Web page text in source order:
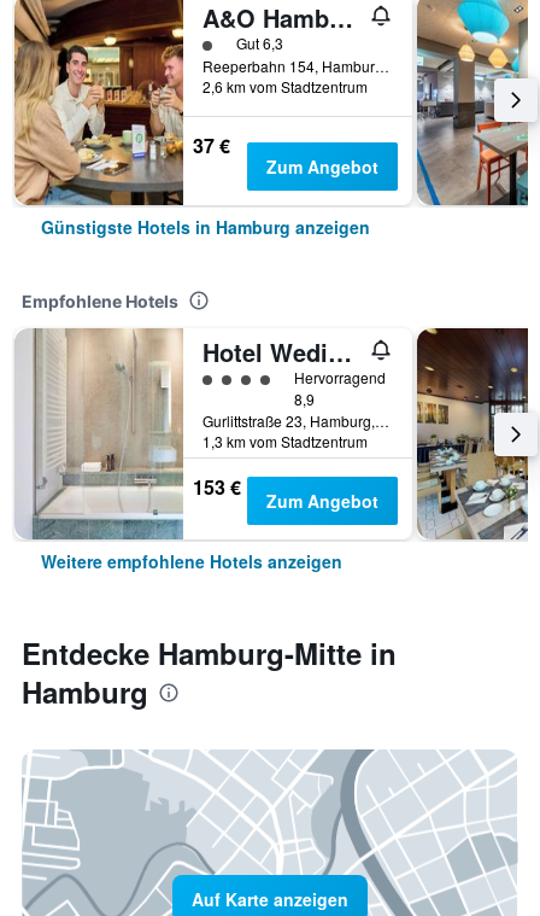
A&O Hamburg Reeperbahn
Bewertungskategorie 1
Gut 6,3
Reeperbahn 154, Hamburg, Hamburg, Deutschland
2,6 km vom Stadtzentrum
37 €
Zum Angebot
Günstigste Hotels in Hamburg anzeigen
Empfohlene Hotels
Hotel Wedina an der Alster
Bewertungskategorie 4
Hervorragend
8,9
Gurlittstraße 23, Hamburg, Hamburg, Deutschland
1,3 km vom Stadtzentrum
153 € Zum Angebot
Weitere empfohlene Hotels anzeigen
Entdecke Hamburg-Mitte in
Hamburg
Auf Karte anzeigen